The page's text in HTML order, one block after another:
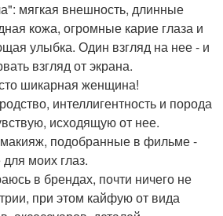
мягкая внешность, длинные
кожа, огромные карие глаза и
улыбка. Один взгляд на нее - и
взгляд от экрана.
шикарная женщина!
интеллигентность и порода
исходящую от нее.
подобранные в фильме -
моих глаз.
в брендах, почти ничего не
при этом кайфую от вида